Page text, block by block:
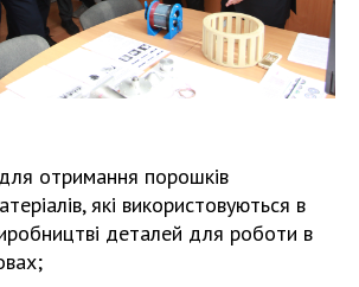
отримання порошків
які використовуються в
деталей для роботи в